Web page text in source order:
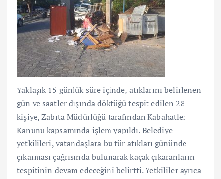
Yaklaşık 15 günlük süre içinde, atıklarını belirlenen
gün ve saatler dışında döktüğü tespit edilen 28
kişiye, Zabıta Müdürlüğü tarafından Kabahatler
Kanunu kapsamında işlem yapıldı. Belediye
yetkilileri, vatandaşlara bu tür atıkları gününde
çıkarması çağrısında bulunarak kaçak çıkaranların
tespitinin devam edeceğini belirtti. Yetkililer ayrıca